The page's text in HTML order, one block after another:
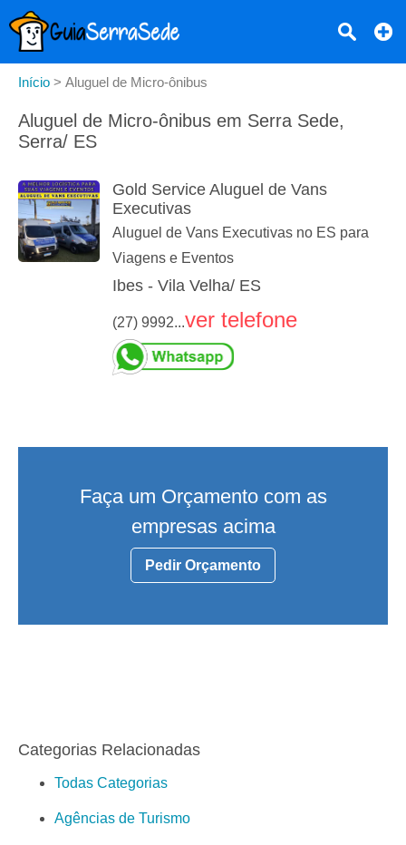
Início > Aluguel de Micro-ônibus
Aluguel de Micro-ônibus em Serra Sede,
Serra/ ES
Gold Service Aluguel de Vans
Executivas
Aluguel de Vans Executivas no ES para
Viagens e Eventos
Ibes - Vila Velha/ ES
(27) 9992...ver telefone
Faça um Orçamento com as
empresas acima
Pedir Orçamento
Categorias Relacionadas
Todas Categorias
Agências de Turismo